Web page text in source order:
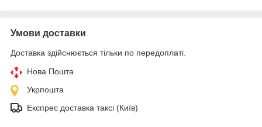
Умови доставки
Доставка здійснюється тільки по передоплаті.
Нова Пошта
Укрпошта
Експрес доставка таксі (Київ)